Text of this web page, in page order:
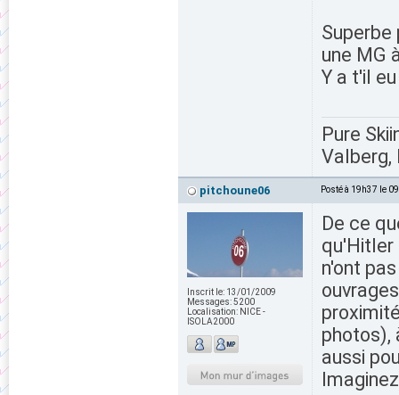
une MG
Y a t'il
Pure
Valberg,
pitchoune06 Posté à 19h37 le
Inscrit le: 13/01/2009
Messages:5200
Localisation: NICE -
ISOLA2000
De ce
qu'Hitler
n'ont
photos),
aussi